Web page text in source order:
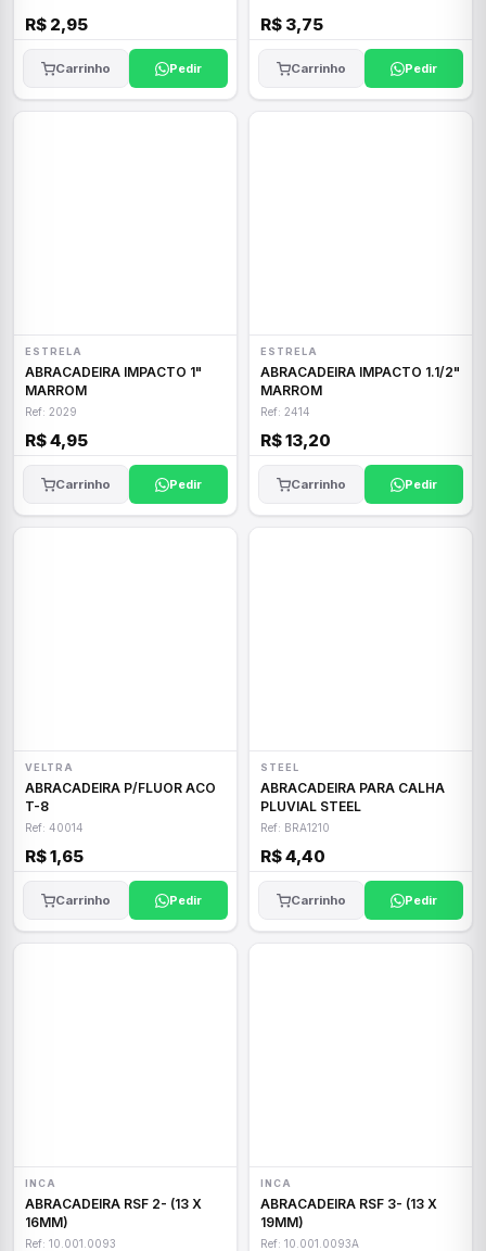
R$ 2,95
Carrinho Pedir
R$ 3,75
Carrinho Pedir
ESTRELA
ABRACADEIRA IMPACTO 1"
MARROM
Ref: 2029
R$ 4,95
Carrinho Pedir
ESTRELA
ABRACADEIRA IMPACTO 1.1/2"
MARROM
Ref: 2414
R$ 13,20
Carrinho Pedir
VELTRA
ABRACADEIRA P/FLUOR ACO
T-8
Ref: 40014
R$ 1,65
Carrinho Pedir
STEEL
ABRACADEIRA PARA CALHA
PLUVIAL STEEL
Ref: BRA1210
R$ 4,40
Carrinho Pedir
INCA
ABRACADEIRA RSF 2- (13 X
16MM)
Ref: 10.001.0093
INCA
ABRACADEIRA RSF 3- (13 X
19MM)
Ref: 10.001.0093A